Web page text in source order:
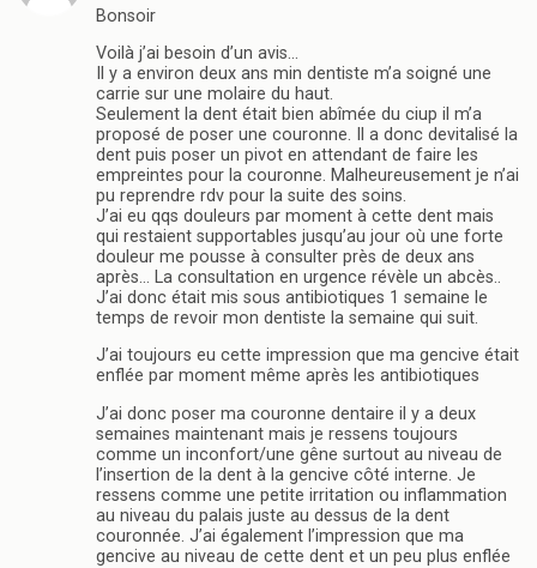
Bonsoir
Voilà j’ai besoin d’un avis…
Il y a environ deux ans min dentiste m’a soigné une
carrie sur une molaire du haut.
Seulement la dent était bien abîmée du ciup il m’a
proposé de poser une couronne. Il a donc devitalisé la
dent puis poser un pivot en attendant de faire les
empreintes pour la couronne. Malheureusement je n’ai
pu reprendre rdv pour la suite des soins.
J’ai eu qqs douleurs par moment à cette dent mais
qui restaient supportables jusqu’au jour où une forte
douleur me pousse à consulter près de deux ans
après… La consultation en urgence révèle un abcès..
J’ai donc était mis sous antibiotiques 1 semaine le
temps de revoir mon dentiste la semaine qui suit.
J’ai toujours eu cette impression que ma gencive était
enflée par moment même après les antibiotiques
J’ai donc poser ma couronne dentaire il y a deux
semaines maintenant mais je ressens toujours
comme un inconfort/une gêne surtout au niveau de
l’insertion de la dent à la gencive côté interne. Je
ressens comme une petite irritation ou inflammation
au niveau du palais juste au dessus de la dent
couronnée. J’ai également l’impression que ma
gencive au niveau de cette dent et un peu plus enflée